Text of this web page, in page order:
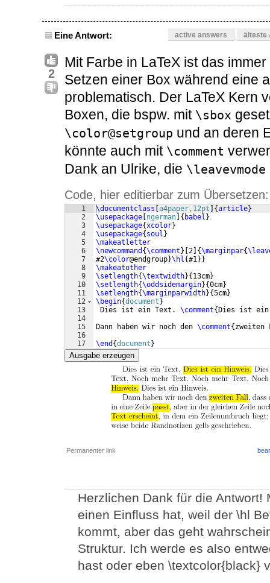
Eine Antwort: active answers älteste
2
Mit Farbe in LaTeX ist das
Setzen einer Box während eine
problematisch. Der LaTeX Kern
Boxen, die bspw. mit \sbox
\color@setgroup und an deren
könnte auch mit \comment
Dank an Ulrike, die \leavevmode
Code, hier editierbar zum Übersetzen:
1
2
3
4
5
6
7
8
9
10
11
12
13
14
15
16
17
\documentclass a4paper,12pt {article}
\usepackage ngerman { babel }
\usepackage{xcolor}
\usepackage{ soul }
\makeatletter
\newcommand {\comment } 2 {\marginpar{
#2\color@endgroup}\hl{#1}}
\makeatother
\setlength{\textwidth}{ 13cm}
\setlength{\oddsidemargin}{0cm}
\setlength{\marginparwidth}{5cm}
\begin{document }
Dies ist ein Text. \comment{ Dies ist ein
Dann haben wir noch den \comment{ zweiten
\end {document }
Ausgabe erzeugen
Permanenter link
Herzlichen Dank für die
einen Einfluss hat, weil der \hl
kommt, aber das geht
Struktur. Ich werde es also
hast oder eben \textcolor{black}